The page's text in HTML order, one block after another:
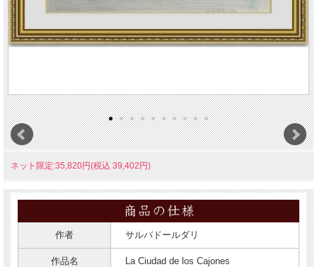
ネット限定:35,820円(税込 39,402円)
作者 サルバドールダリ
作品名 La Ciudad de los Cajones